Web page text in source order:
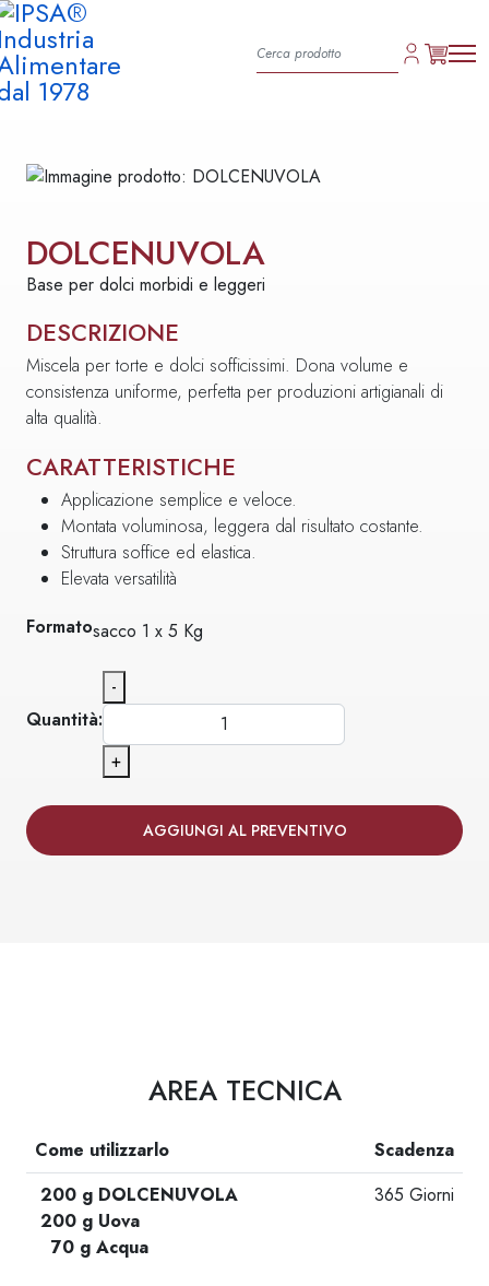
DOLCENUVOLA
Base per dolci morbidi e leggeri
DESCRIZIONE
Miscela per torte e dolci sofficissimi. Dona volume e
consistenza uniforme, perfetta per produzioni artigianali di
alta qualità.
CARATTERISTICHE
Applicazione semplice e veloce.
Montata voluminosa, leggera dal risultato costante.
Struttura soffice ed elastica.
Elevata versatilità
Formatosacco 1 x 5 Kg
Quantità:
-
+
AGGIUNGI AL PREVENTIVO
AREA TECNICA
Come utilizzarlo
Scadenza
200 g DOLCENUVOLA
200 g Uova
70 g Acqua
365 Giorni